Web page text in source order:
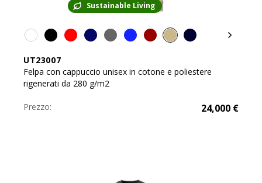
Sustainable Living
UT23007
Felpa con cappuccio unisex in cotone e poliestere
rigenerati da 280 g/m2
Prezzo: 24,000 €